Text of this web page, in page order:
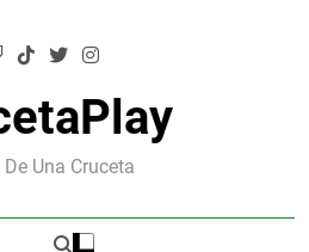
Una Cruceta